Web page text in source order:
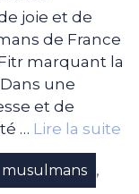
joie et de
de France
marquant la
une
et de
… Lire la suite
musulmans ,